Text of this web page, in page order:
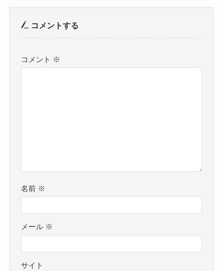
コメントする
コメント ※
名前 ※
メール ※
サイト